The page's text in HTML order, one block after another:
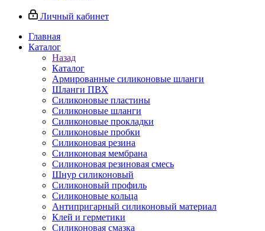
Личный кабинет
Главная
Каталог
Назад
Каталог
Армированные силиконовые шланги
Шланги ПВХ
Силиконовые пластины
Силиконовые шланги
Силиконовые прокладки
Силиконовые пробки
Силиконовая резина
Силиконовая мембрана
Силиконовая резиновая смесь
Шнур силиконовый
Силиконовый профиль
Силиконовые кольца
Антипригарный силиконовый материал
Клей и герметики
Силиконовая смазка